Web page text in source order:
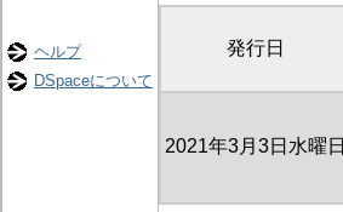
ヘルプ
DSpaceについて
発行日
2021年3月3日水曜日